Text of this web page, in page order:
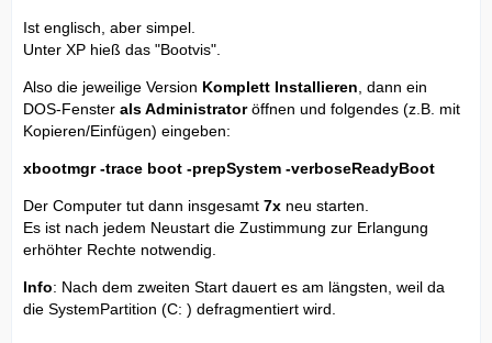
Ist englisch, aber simpel.
Unter XP hieß das "Bootvis".
Also die jeweilige Version Komplett Installieren , dann ein
DOS-Fenster als Administratoröffnen und folgendes (z.B. mit
Kopieren/Einfügen) eingeben:
xbootmgr -trace boot -prepSystem -verboseReadyBoot
Der Computer tut dann insgesamt 7x neu starten.
Es ist nach jedem Neustart die Zustimmung zur Erlangung
erhöhter Rechte notwendig.
Info: Nach dem zweiten Start dauert es am längsten, weil da
die SystemPartition (C: ) defragmentiert wird.